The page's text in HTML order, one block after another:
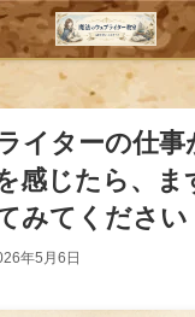
イターの仕事
感じたら、ま
みてください
年5月6日